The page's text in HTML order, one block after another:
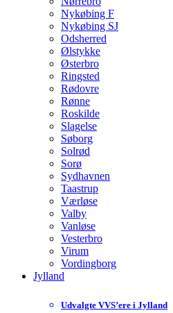
Nykøbing F
Nykøbing SJ
Odsherred
Ølstykke
Østerbro
Ringsted
Rødovre
Rønne
Roskilde
Slagelse
Søborg
Solrød
Sorø
Sydhavnen
Taastrup
Værløse
Valby
Vanløse
Vesterbro
Virum
Vordingborg
Jylland
Udvalgte VVS’ere i Jylland